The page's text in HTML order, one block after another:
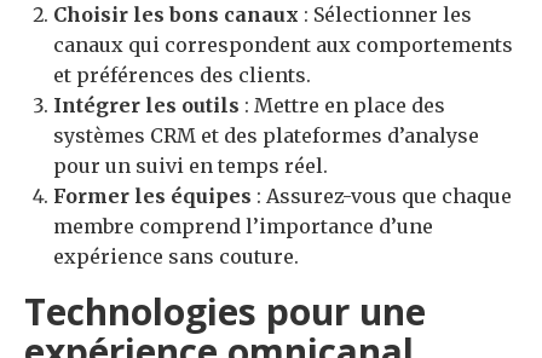
Choisir les bons canaux : Sélectionner les
canaux qui correspondent aux comportements
et préférences des clients.
Intégrer les outils : Mettre en place des
systèmes CRM et des plateformes d’analyse
pour un suivi en temps réel.
Former les équipes : Assurez-vous que chaque
membre comprend l’importance d’une
expérience sans couture.
Technologies pour une